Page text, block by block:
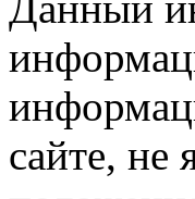
сайте, не